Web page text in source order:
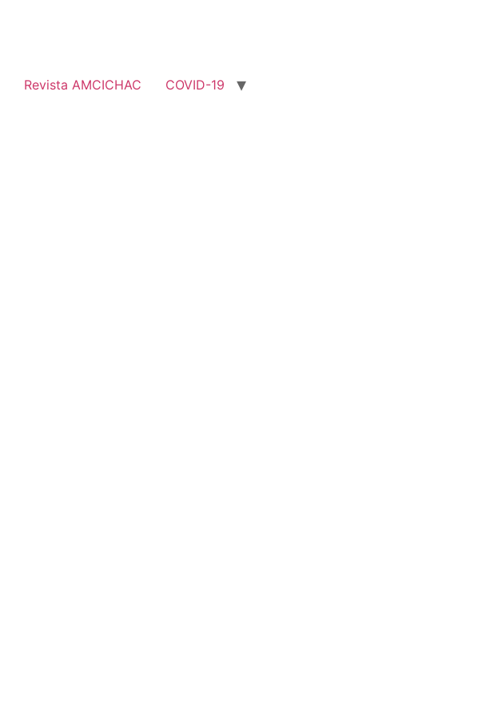
Revista AMCICHAC
COVID-19